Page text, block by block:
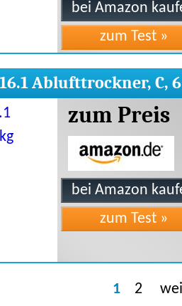
Ablufttrockner, C,
zum Preis
1 2